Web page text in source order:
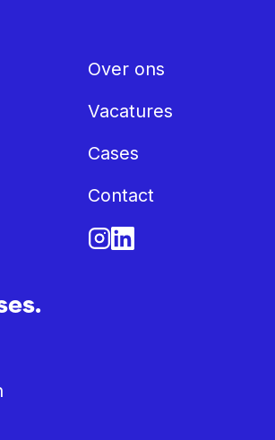
Over ons
Vacatures
Cases
Contact